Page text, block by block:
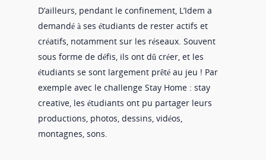
D’ailleurs, pendant le confinement, L’Idem a
demandé à ses étudiants de rester actifs et
créatifs, notamment sur les réseaux. Souvent
sous forme de défis, ils ont dû créer, et les
étudiants se sont largement prêté au jeu ! Par
exemple avec le challenge Stay Home : stay
creative, les étudiants ont pu partager leurs
productions, photos, dessins, vidéos,
montagnes, sons.